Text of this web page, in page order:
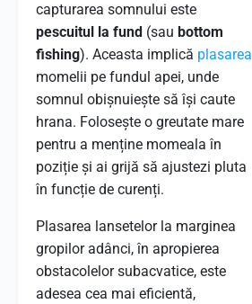
capturarea somnului este
pescuitul la fund (sau bottom
fishing). Aceasta implică plasarea
momelii pe fundul apei, unde
somnul obișnuiește să își caute
hrana. Folosește o greutate mare
pentru a menține momeala în
poziție și ai grijă să ajustezi pluta
în funcție de curenți.
Plasarea lansetelor la marginea
gropilor adânci, în apropierea
obstacolelor subacvatice, este
adesea cea mai eficientă,